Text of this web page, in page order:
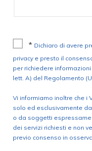
* Dichiaro di avere
privacy e presto il
per richiedere
lett. A) del Regolamento
Vi informiamo inoltre che i
solo ed esclusivamente da
o da soggetti
dei servizi richiesti e non
previo consenso in